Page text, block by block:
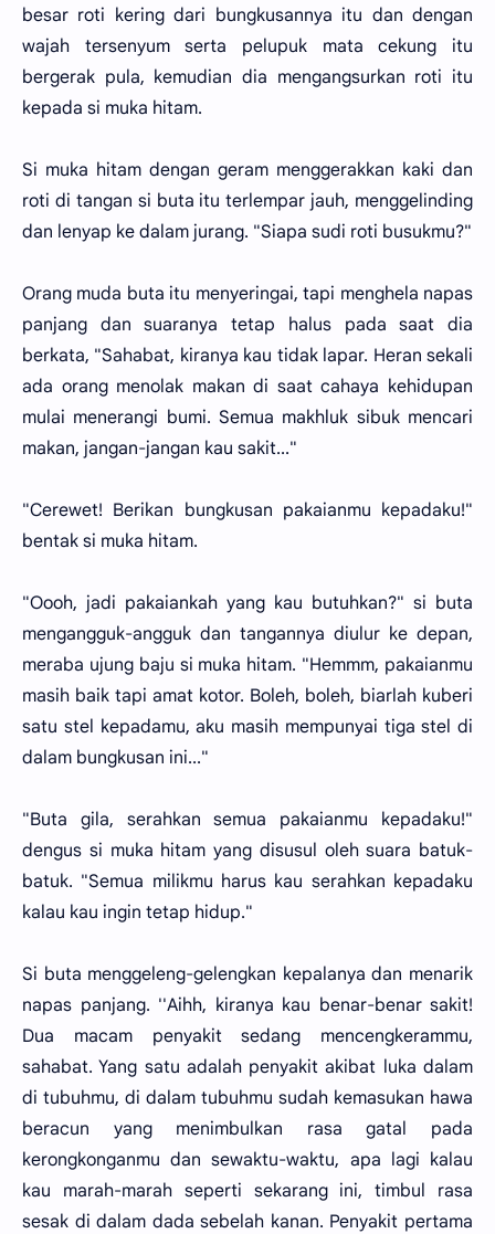
besar roti kering dari bungkusannya itu dan dengan
wajah tersenyum serta pelupuk mata cekung itu
bergerak pula, kemudian dia mengangsurkan roti itu
kepada si muka hitam.
Si muka hitam dengan geram menggerakkan kaki dan
roti di tangan si buta itu terlempar jauh, menggelinding
dan lenyap ke dalam jurang. "Siapa sudi roti busukmu?"
Orang muda buta itu menyeringai, tapi menghela napas
panjang dan suaranya tetap halus pada saat dia
berkata, "Sahabat, kiranya kau tidak lapar. Heran sekali
ada orang menolak makan di saat cahaya kehidupan
mulai menerangi bumi. Semua makhluk sibuk mencari
makan, jangan-jangan kau sakit..."
"Cerewet! Berikan bungkusan pakaianmu kepadaku!"
bentak si muka hitam.
"Oooh, jadi pakaiankah yang kau butuhkan?" si buta
mengangguk-angguk dan tangannya diulur ke depan,
meraba ujung baju si muka hitam. "Hemmm, pakaianmu
masih baik tapi amat kotor. Boleh, boleh, biarlah kuberi
satu stel kepadamu, aku masih mempunyai tiga stel di
dalam bungkusan ini..."
"Buta gila, serahkan semua pakaianmu kepadaku!"
dengus si muka hitam yang disusul oleh suara batuk-
batuk. "Semua milikmu harus kau serahkan kepadaku
kalau kau ingin tetap hidup."
Si buta menggeleng-gelengkan kepalanya dan menarik
napas panjang. ''Aihh, kiranya kau benar-benar sakit!
Dua macam penyakit sedang mencengkerammu,
sahabat. Yang satu adalah penyakit akibat luka dalam
di tubuhmu, di dalam tubuhmu sudah kemasukan hawa
beracun yang menimbulkan rasa gatal pada
kerongkonganmu dan sewaktu-waktu, apa lagi kalau
kau marah-marah seperti sekarang ini, timbul rasa
sesak di dalam dada sebelah kanan. Penyakit pertama